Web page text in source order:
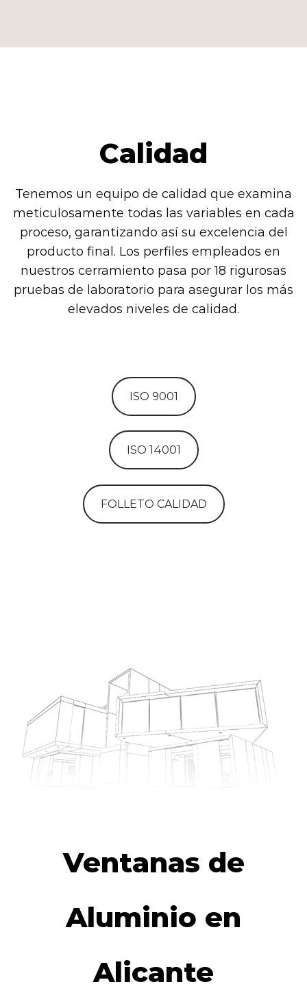
Calidad
Tenemos un equipo de calidad que examina
meticulosamente todas las variables en cada
proceso, garantizando así su excelencia del
producto final. Los perfiles empleados en
nuestros cerramiento pasa por 18 rigurosas
pruebas de laboratorio para asegurar los más
elevados niveles de calidad.
ISO 9001
ISO 14001
FOLLETO CALIDAD
Ventanas de
Aluminio en
Alicante